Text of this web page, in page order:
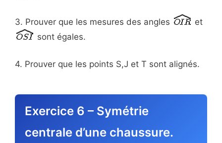
3. Prouver que les mesures des angles
et
sont égales.
4. Prouver que les points S,J et T sont alignés.
Exercice 6 – Symétrie
centrale d’une chaussure.